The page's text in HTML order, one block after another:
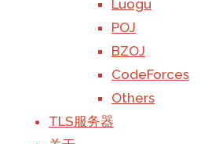
Luogu
POJ
BZOJ
CodeForces
Others
TLS服务器